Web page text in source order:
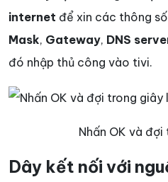
internet để xin các thông
Mask, Gateway, DNS
đó nhập thủ công vào tivi.
Nhấn OK và
Dây kết nối với